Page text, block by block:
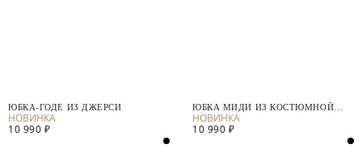
ЮБКА-ГОДЕ ИЗ ДЖЕРСИ
10 990 ₽
ЮБКА МИДИ ИЗ КОСТЮМНОЙ
ТКАНИ
10 990 ₽